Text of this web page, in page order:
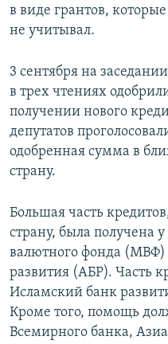
в виде грантов,
не учитывал.
3 сентября на
в трех чтениях
получении нового
депутатов
одобренная сумма в
страну.
Большая часть
страну, была получена
валютного фонда (МВФ)
развития (АБР). Часть
Исламский банк
Кроме того, помощь
Всемирного банка,